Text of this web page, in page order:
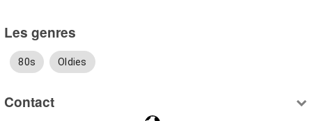
Les genres
80s Oldies
Contact